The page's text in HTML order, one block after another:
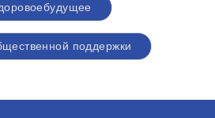
поддержки